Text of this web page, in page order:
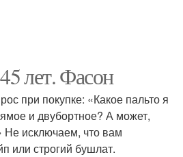
лет. Фасон
при покупке: «Какое пальто я
и двубортное? А может,
Не исключаем, что вам
или строгий бушлат.